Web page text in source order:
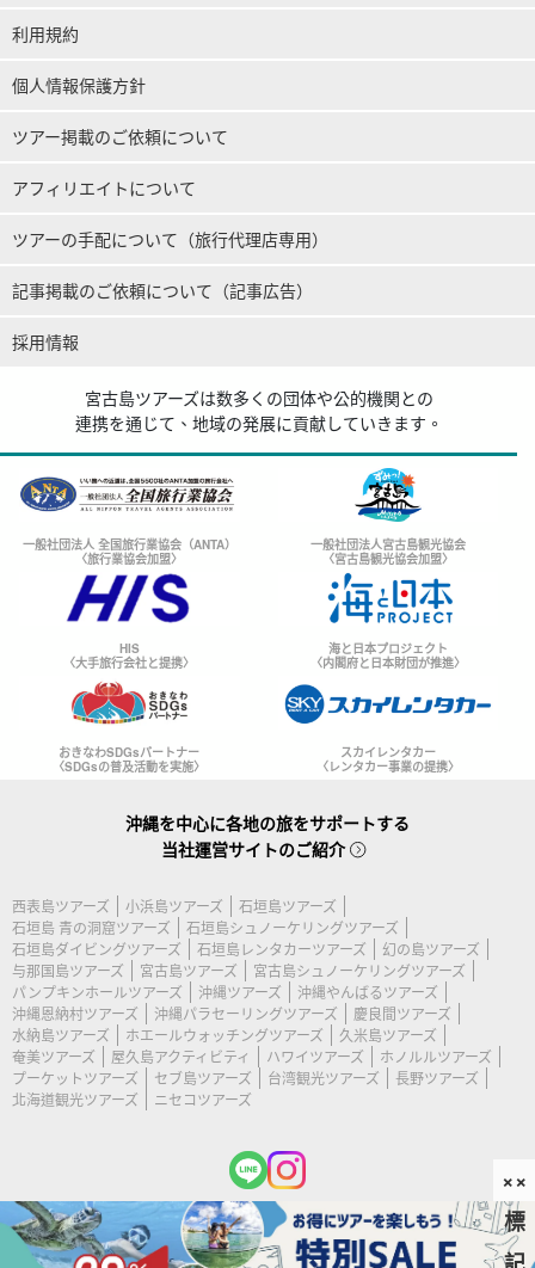
利用規約
個人情報保護方針
ツアー掲載のご依頼について
アフィリエイトについて
ツアーの手配について（旅行代理店専用）
記事掲載のご依頼について（記事広告）
採用情報
宮古島ツアーズは数多くの団体や公的機関との
連携を通じて、地域の発展に貢献していきます。
一般社団法人 全国旅行業協会（ANTA）
〈旅行業協会加盟〉
一般社団法人宮古島観光協会
〈宮古島観光協会加盟〉
HIS
〈大手旅行会社と提携〉
海と日本プロジェクト
〈内閣府と日本財団が推進〉
おきなわSDGsパートナー
〈SDGsの普及活動を実施〉
スカイレンタカー
〈レンタカー事業の提携〉
沖縄を中心に各地の旅をサポートする
当社運営サイトのご紹介
西表島ツアーズ 小浜島ツアーズ
石垣島ツアーズ
石垣島 青の洞窟ツアーズ
石垣島シュノーケリングツアーズ
石垣島ダイビングツアーズ
石垣島レンタカーツアーズ
幻の島ツアーズ
与那国島ツアーズ
宮古島ツアーズ
宮古島シュノーケリングツアーズ
パンプキンホールツアーズ
沖縄ツアーズ
沖縄やんばるツアーズ
沖縄恩納村ツアーズ
沖縄パラセーリングツアーズ
慶良間ツアーズ
水納島ツアーズ
ホエールウォッチングツアーズ
久米島ツアーズ
奄美ツアーズ
屋久島アクティビティ ハワイツアーズ
ホノルルツアーズ
プーケットツアーズ
セブ島ツアーズ 台湾観光ツアーズ
長野ツアーズ
北海道観光ツアーズ
ニセコツアーズ
(c) 2026 宮古島ツアーズ All Rights Reserved.
××
標